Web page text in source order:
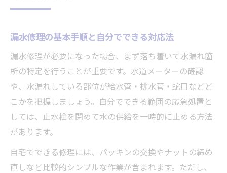
管理会社と大家の漏水修理責任の違い
漏水修理時に入居者が注意すべき責任範囲
水漏れトラブル時の証拠保存と費用精算の
流れ
漏水修理の費用相場と料金を抑えるポイント解
説
漏水修理の費用相場と内訳を徹底解説
水道管や給水管の漏水修理料金を比較
漏水修理の基本手順と自分でできる対応法
漏水修理が必要になった場合、まず落ち着いて水漏れ箇
所の特定を行うことが重要です。水道メーターの確認
や、水漏れしている部位が給水管・排水管・蛇口などど
こかを把握しましょう。自分でできる範囲の応急処置と
しては、止水栓を閉めて水の供給を一時的に止める方法
があります。
自宅でできる修理には、パッキンの交換やナットの締め
直しなど比較的シンプルな作業が含まれます。ただし、